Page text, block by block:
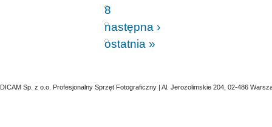
8
następna ›
ostatnia »
DICAM Sp. z o.o. Profesjonalny Sprzęt Fotograficzny | Al. Jerozolimskie 204, 02-486